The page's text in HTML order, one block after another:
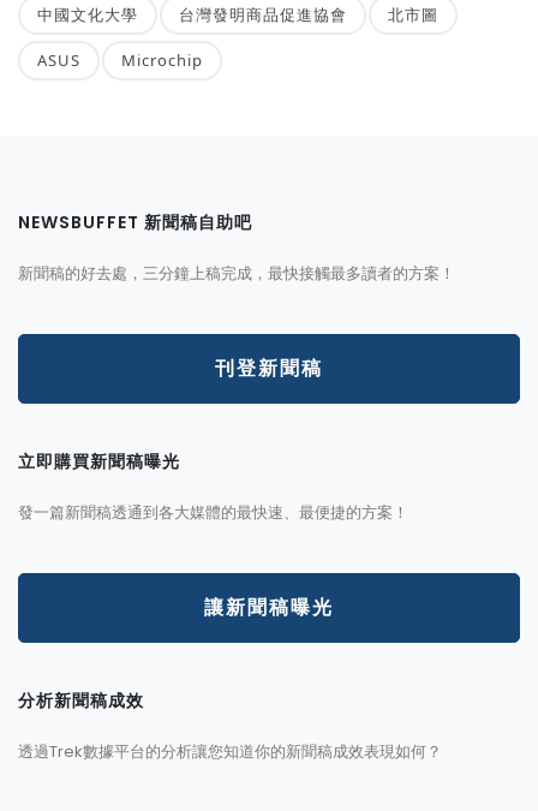
中國文化大學 台灣發明商品促進協會 北市圖
ASUS Microchip
NEWSBUFFET 新聞稿自助吧
新聞稿的好去處，三分鐘上稿完成，最快接觸最多讀者的方案！
刊登新聞稿
立即購買新聞稿曝光
發一篇新聞稿透通到各大媒體的最快速、最便捷的方案！
讓新聞稿曝光
分析新聞稿成效
透過Trek數據平台的分析讓您知道你的新聞稿成效表現如何？